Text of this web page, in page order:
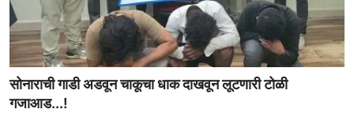
सोनाराची गाडी अडवून चाकूचा धाक दाखवून लूटणारी टोळी
गजाआड...!